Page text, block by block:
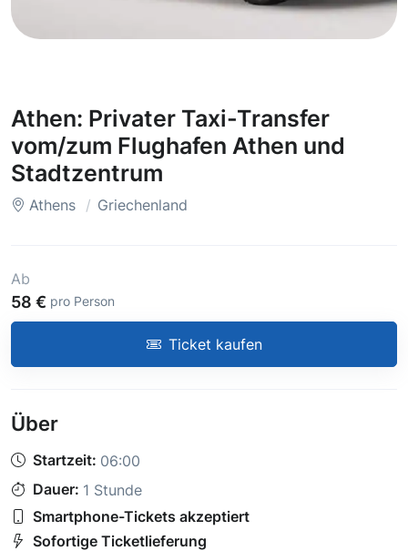
Athen: Privater Taxi-Transfer
vom/zum Flughafen Athen und
Stadtzentrum
Athens Griechenland
Ab
58 € pro Person
Ticket kaufen
Über
Startzeit: 06:00
Dauer: 1 Stunde
Smartphone-Tickets akzeptiert
Sofortige Ticketlieferung